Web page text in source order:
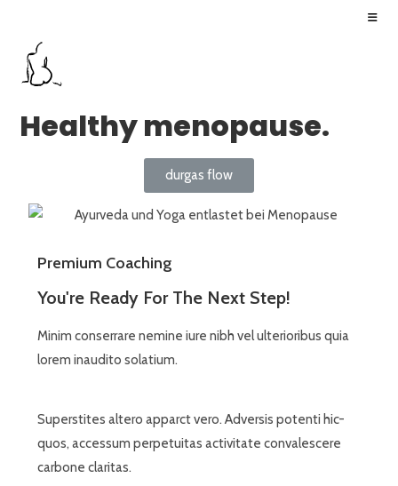
Healthy menopause.
durgas flow
Premium Coaching
You're Ready For The Next Step!
Minim conserrare nemine iure nibh vel ulterioribus quia
lorem inaudito solatium.
Superstites altero apparct vero. Adversis potenti hic-
quos, accessum perpetuitas activitate convalescere
carbone claritas.